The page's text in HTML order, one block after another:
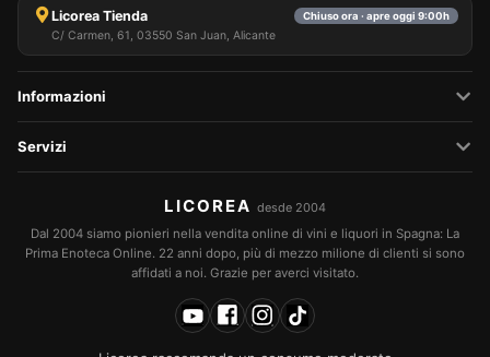
Licorea Tienda Chiuso ora · apre oggi 9:00h
C/ Carmen, 61, 03550 San Juan, Alicante
Informazioni
Servizi
LICOREA desde 2004
Dal 2004 siamo pionieri nella vendita online di vini e liquori in Spagna: La
Prima Enoteca Online. 22 anni dopo, più di mezzo milione di clienti si sono
affidati a noi. Grazie per averci visitato.